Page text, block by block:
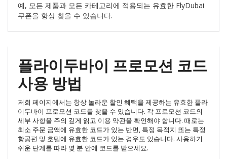
예, 모든 제품과 모든 카테고리에 적용되는 유효한 FlyDubai
쿠폰을 항상 찾을 수 있습니다.
플라이두바이 프로모션 코드
사용 방법
저희 페이지에서는 항상 놀라운 할인 혜택을 제공하는 유효한 플라
이두바이 프로모션 코드를 찾을 수 있습니다. 각 프로모션 코드의
세부 사항을 주의 깊게 읽고 이용 약관을 확인해야 합니다. 때로는
최소 주문 금액에 유효한 코드가 있는 반면, 특정 목적지 또는 특정
항공편 및 호텔에 유효한 코드가 있는 경우도 있습니다. 사용하기
쉬운 단계를 따라 몇 분 안에 코드를 받으세요.